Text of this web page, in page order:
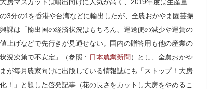
大房マスカットは輸出向けに人気が高く、2019年度は生産量
の3分の1を香港や台湾などに輸出したが、全農おかやま園芸振
興課は「輸出国の経済状況はもちろん、運送便の減少や運賃の
値上げなどで先行きが見通せない。国内の贈答用も他の産業の
状況次第で不安定」（参照： 日本農業新聞）とし、全農おかや
まが毎月農家向けに出版している情報誌にも「ストップ！大房
化！」と題した啓発記事（花の長さをカットし大房をやめるこ